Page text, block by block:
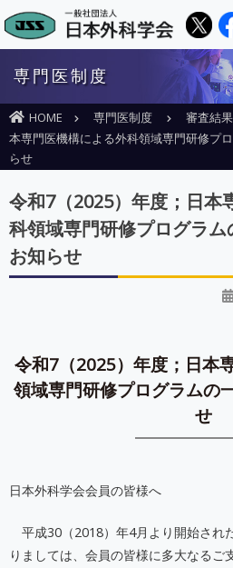
専門医制度
HOME 専門医制度 審査結果
本専門医機構による外科領域専門研修プ
らせ
令和7（2025）年度；日本
科領域専門研修プログラ
お知らせ
令和7（2025）年度；日本
領域専門研修プログラムの
せ
日本外科学会会員の皆様へ
平成30（2018）年4月より開始され
りましては、会員の皆様に多大なるご